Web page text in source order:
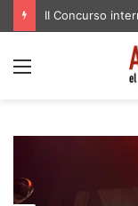
II Concurso
Menú